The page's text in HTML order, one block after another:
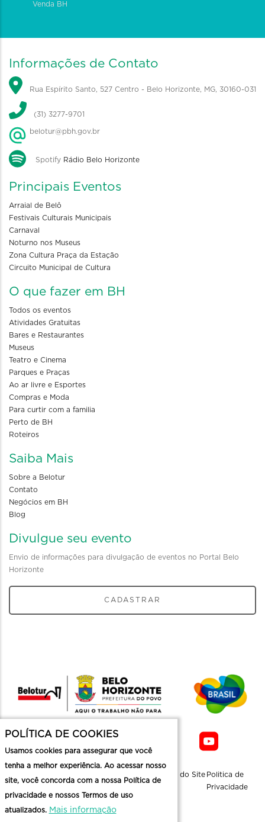
Venda BH
Informações de Contato
Rua Espírito Santo, 527 Centro - Belo Horizonte, MG, 30160-031
(31) 3277-9701
belotur@pbh.gov.br
Spotify Rádio Belo Horizonte
Principais Eventos
Arraial de Belô
Festivais Culturais Municipais
Carnaval
Noturno nos Museus
Zona Cultura Praça da Estação
Circuito Municipal de Cultura
O que fazer em BH
Todos os eventos
Atividades Gratuitas
Bares e Restaurantes
Museus
Teatro e Cinema
Parques e Praças
Ao ar livre e Esportes
Compras e Moda
Para curtir com a familia
Perto de BH
Roteiros
Saiba Mais
Sobre a Belotur
Contato
Negócios em BH
Blog
Divulgue seu evento
Envio de informações para divulgação de eventos no Portal Belo
Horizonte
CADASTRAR
Mapa do Site Politica de
Privacidade
POLÍTICA DE COOKIES
Usamos cookies para assegurar que você
tenha a melhor experiência. Ao acessar nosso
site, você concorda com a nossa Política de
privacidade e nossos Termos de uso
atualizados. Mais informação